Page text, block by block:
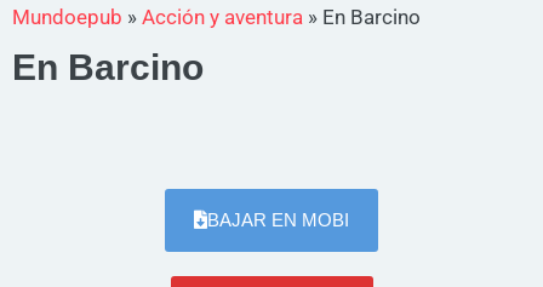
Mundoepub » Acción y aventura » En Barcino
En Barcino
BAJAR EN MOBI